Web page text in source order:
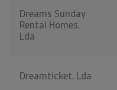
Dreams Sunday
Rental Homes,
Lda
Dreamticket, Lda